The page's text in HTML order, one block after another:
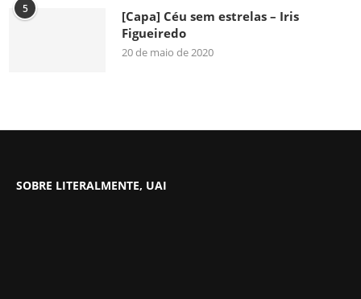
5
[Capa] Céu sem estrelas – Iris
Figueiredo
20 de maio de 2020
SOBRE LITERALMENTE, UAI